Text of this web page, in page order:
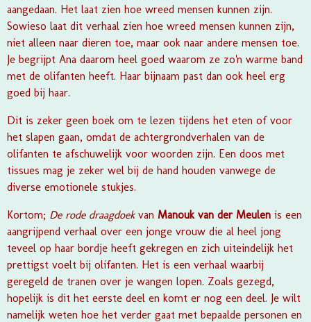
aangedaan. Het laat zien hoe wreed mensen kunnen zijn.
Sowieso laat dit verhaal zien hoe wreed mensen kunnen zijn,
niet alleen naar dieren toe, maar ook naar andere mensen toe.
Je begrijpt Ana daarom heel goed waarom ze zo'n warme band
met de olifanten heeft. Haar bijnaam past dan ook heel erg
goed bij haar.
Dit is zeker geen boek om te lezen tijdens het eten of voor
het slapen gaan, omdat de achtergrondverhalen van de
olifanten te afschuwelijk voor woorden zijn. Een doos met
tissues mag je zeker wel bij de hand houden vanwege de
diverse emotionele stukjes.
Kortom; De rode draagdoek van Manouk van der Meulen is een
aangrijpend verhaal over een jonge vrouw die al heel jong
teveel op haar bordje heeft gekregen en zich uiteindelijk het
prettigst voelt bij olifanten. Het is een verhaal waarbij
geregeld de tranen over je wangen lopen. Zoals gezegd,
hopelijk is dit het eerste deel en komt er nog een deel. Je wilt
namelijk weten hoe het verder gaat met bepaalde personen en